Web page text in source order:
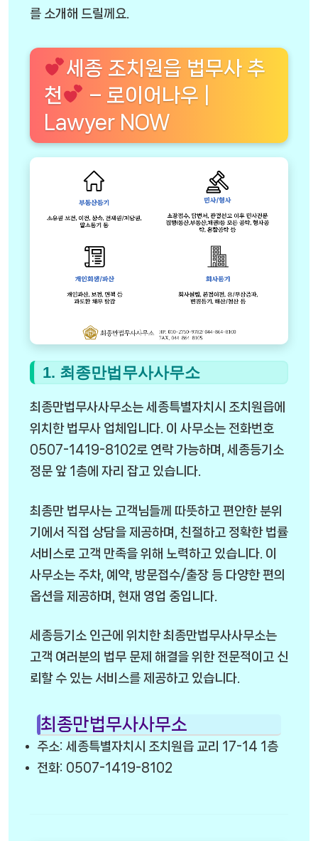
를 소개해 드릴께요.
세종 조치원읍 법무사 추
천
– 로이어나우 |
Lawyer NOW
1. 최종만법무사사무소
최종만법무사사무소는 세종특별자치시 조치원읍에
위치한 법무사 업체입니다. 이 사무소는 전화번호
0507-1419-8102로 연락 가능하며, 세종등기소
정문 앞 1층에 자리 잡고 있습니다.
최종만 법무사는 고객님들께 따뜻하고 편안한 분위
기에서 직접 상담을 제공하며, 친절하고 정확한 법률
서비스로 고객 만족을 위해 노력하고 있습니다. 이
사무소는 주차, 예약, 방문접수/출장 등 다양한 편의
옵션을 제공하며, 현재 영업 중입니다.
세종등기소 인근에 위치한 최종만법무사사무소는
고객 여러분의 법무 문제 해결을 위한 전문적이고 신
뢰할 수 있는 서비스를 제공하고 있습니다.
최종만법무사사무소
주소: 세종특별자치시 조치원읍 교리 17-14 1층
전화: 0507-1419-8102